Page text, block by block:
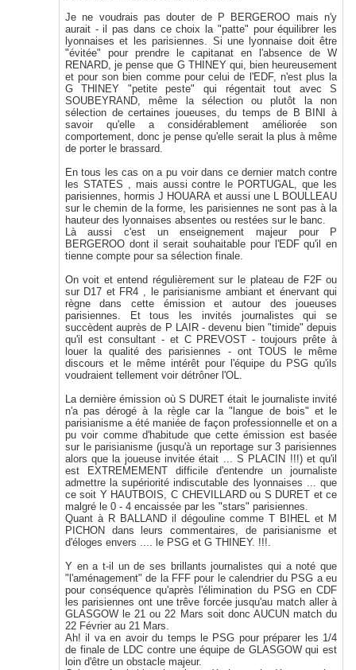
Je ne voudrais pas douter de P BERGEROO mais n'y
aurait - il pas dans ce choix la "patte" pour équilibrer les
lyonnaises et les parisiennes. Si une lyonnaise doit être
"évitée" pour prendre le capitanat en l'absence de W
RENARD, je pense que G THINEY qui, bien heureusement
et pour son bien comme pour celui de l'EDF, n'est plus la
G THINEY "petite peste" qui régentait tout avec S
SOUBEYRAND, même la sélection ou plutôt la non
sélection de certaines joueuses, du temps de B BINI à
savoir qu'elle a considérablement améliorée son
comportement, donc je pense qu'elle serait la plus à même
de porter le brassard.
En tous les cas on a pu voir dans ce dernier match contre
les STATES , mais aussi contre le PORTUGAL, que les
parisiennes, hormis J HOUARA et aussi une L BOULLEAU
sur le chemin de la forme, les parisiennes ne sont pas à la
hauteur des lyonnaises absentes ou restées sur le banc.
Là aussi c'est un enseignement majeur pour P
BERGEROO dont il serait souhaitable pour l'EDF qu'il en
tienne compte pour sa sélection finale.
On voit et entend régulièrement sur le plateau de F2F ou
sur D17 et FR4 , le parisianisme ambiant et énervant qui
règne dans cette émission et autour des joueuses
parisiennes. Et tous les invités journalistes qui se
succèdent auprès de P LAIR - devenu bien "timide" depuis
qu'il est consultant - et C PREVOST - toujours prête à
louer la qualité des parisiennes - ont TOUS le même
discours et le même intérêt pour l'équipe du PSG qu'ils
voudraient tellement voir détrôner l'OL.
La dernière émission où S DURET était le journaliste invité
n'a pas dérogé à la règle car la "langue de bois" et le
parisianisme a été maniée de façon professionnelle et on a
pu voir comme d'habitude que cette émission est basée
sur le parisianisme (jusqu'à un reportage sur 3 parisiennes
alors que la joueuse invitée était ... S PLACIN !!!) et qu'il
est EXTREMEMENT difficile d'entendre un journaliste
admettre la supériorité indiscutable des lyonnaises ... que
ce soit Y HAUTBOIS, C CHEVILLARD ou S DURET et ce
malgré le 0 - 4 encaissée par les "stars" parisiennes.
Quant à R BALLAND il dégouline comme T BIHEL et M
PICHON dans leurs commentaires, de parisianisme et
d'éloges envers .... le PSG et G THINEY. !!!.
Y en a t-il un de ses brillants journalistes qui a noté que
"l'aménagement" de la FFF pour le calendrier du PSG a eu
pour conséquence qu'après l'élimination du PSG en CDF
les parisiennes ont une trêve forcée jusqu'au match aller à
GLASGOW le 21 ou 22 Mars soit donc AUCUN match du
22 Février au 21 Mars.
Ah! il va en avoir du temps le PSG pour préparer les 1/4
de finale de LDC contre une équipe de GLASGOW qui est
loin d'être un obstacle majeur.